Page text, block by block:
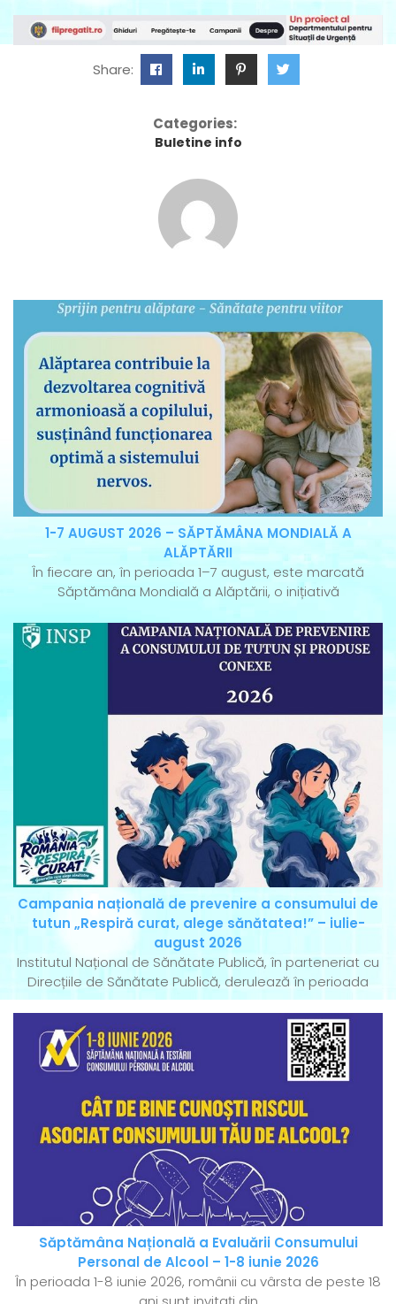
Share:
Categories:
Buletine info
1-7 AUGUST 2026 – SĂPTĂMÂNA MONDIALĂ A
ALĂPTĂRII
În fiecare an, în perioada 1–7 august, este marcată
Săptămâna Mondială a Alăptării, o inițiativă
Campania națională de prevenire a consumului de
tutun „Respiră curat, alege sănătatea!” – iulie-
august 2026
Institutul Național de Sănătate Publică, în parteneriat cu
Direcțiile de Sănătate Publică, derulează în perioada
Săptămâna Națională a Evaluării Consumului
Personal de Alcool – 1-8 iunie 2026
În perioada 1-8 iunie 2026, românii cu vârsta de peste 18